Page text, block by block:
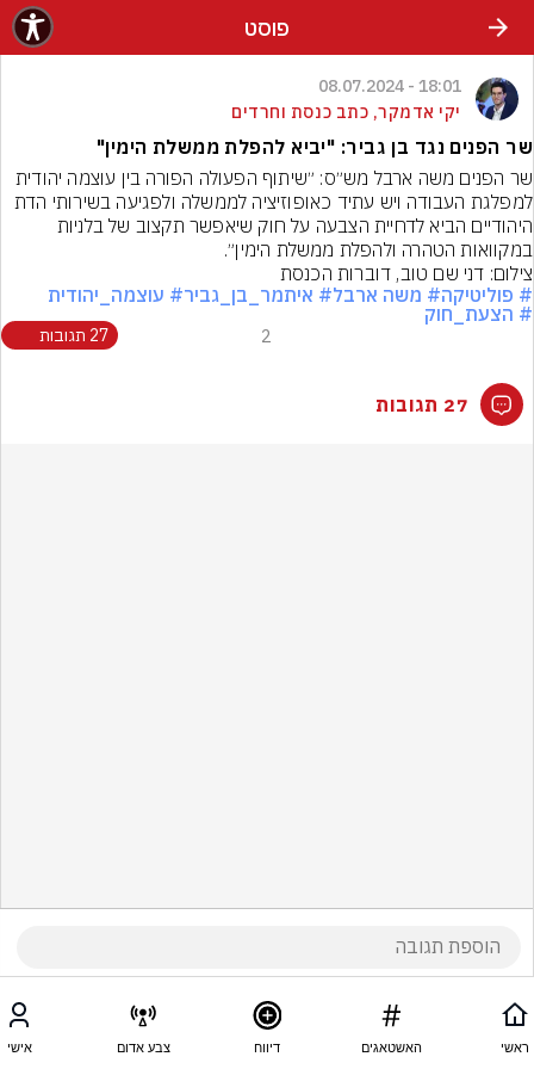
פוסט
18:01 - 08.07.2024
יקי אדמקר, כתב כנסת וחרדים
שר הפנים נגד בן גביר: "יביא להפלת ממשלת הימין"
במקוואות הטהרה ולהפלת ממשלת הימין״.
צילום: דני שם טוב, דוברות הכנסת
# פוליטיקה# משה ארבל# איתמר_בן_גביר# עוצמה_יהודית
# הצעת_חוק
2 27 תגובות
27 תגובות
ראשי האשטאגים דיווח צבע אדום אישי